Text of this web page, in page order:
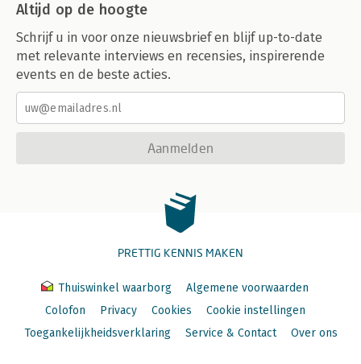
Altijd op de hoogte
Schrijf u in voor onze nieuwsbrief en blijf up-to-date
met relevante interviews en recensies, inspirerende
events en de beste acties.
Aanmelden
PRETTIG KENNIS MAKEN
Thuiswinkel waarborg
Algemene voorwaarden
Colofon
Privacy Cookies
Cookie instellingen
Toegankelijkheidsverklaring
Service & Contact Over ons